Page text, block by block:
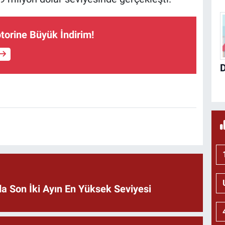
Büyük İndirim!
Son İki Ayın En Yüksek Seviyesi